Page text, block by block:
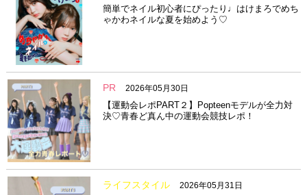
簡単でネイル初心者にぴったり♩はけまろでめち
ゃかわネイルな夏を始めよう♡
PR 2026年05月30日
【運動会レポPART２】Popteenモデルが全力対
決♡青春ど真ん中の運動会競技レポ！
ライフスタイル 2026年05月31日